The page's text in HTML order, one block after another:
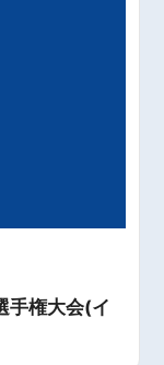
手権大会(イ